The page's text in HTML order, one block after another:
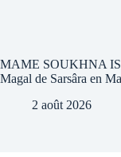
MAME SOUKHNA
Magal de Sarsâra en
2 août 2026